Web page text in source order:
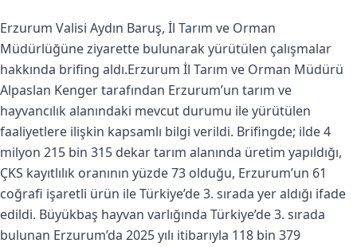
Erzurum Valisi Aydın Baruş, İl Tarım ve Orman
Müdürlüğüne ziyarette bulunarak yürütülen çalışmalar
hakkında brifing aldı.Erzurum İl Tarım ve Orman Müdürü
Alpaslan Kenger tarafından Erzurum’un tarım ve
hayvancılık alanındaki mevcut durumu ile yürütülen
faaliyetlere ilişkin kapsamlı bilgi verildi. Brifingde; ilde 4
milyon 215 bin 315 dekar tarım alanında üretim yapıldığı,
ÇKS kayıtlılık oranının yüzde 73 olduğu, Erzurum’un 61
coğrafi işaretli ürün ile Türkiye’de 3. sırada yer aldığı ifade
edildi. Büyükbaş hayvan varlığında Türkiye’de 3. sırada
bulunan Erzurum’da 2025 yılı itibarıyla 118 bin 379